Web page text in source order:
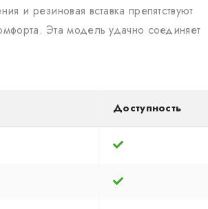
и резиновая вставка препятствуют
Эта модель удачно соединяет
Доступность